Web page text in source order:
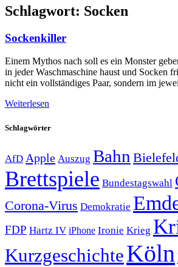
Schlagwort: Socken
Sockenkiller
Einem Mythos nach soll es ein Monster
in jeder Waschmaschine haust und Socken
nicht ein vollständiges Paar, sondern im
Weiterlesen
Schlagwörter
AfD Apple Auszug Bahn
Brettspiele Bundestagswahl
Corona-Virus Demokratie
FDP Hartz IV iPhone Ironie Krieg
KurzgeschichteKöln